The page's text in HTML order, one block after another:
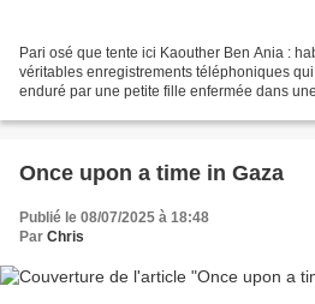
Pari osé que tente ici Kaouther Ben Ania :
véritables enregistrements téléphoniques
enduré par une petite fille enfermée dans
Once upon a time in Gaza
Publié le 08/07/2025 à 18:48
Par Chris